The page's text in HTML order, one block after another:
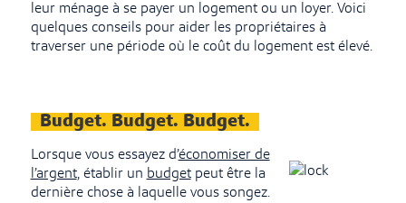
leur ménage à se payer un logement ou un loyer. Voici
quelques conseils pour aider les propriétaires à
traverser une période où le coût du logement est élevé.
Budget. Budget. Budget.
Lorsque vous essayez d’économiser de
l’argent, établir un budgetpeut être la
dernière chose à laquelle vous songez.